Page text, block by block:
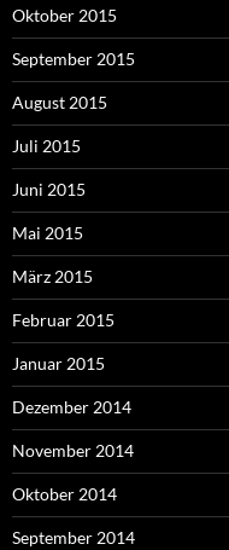
Oktober 2015
September 2015
August 2015
Juli 2015
Juni 2015
Mai 2015
März 2015
Februar 2015
Januar 2015
Dezember 2014
November 2014
Oktober 2014
September 2014